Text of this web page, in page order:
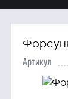
сборе
Артикул